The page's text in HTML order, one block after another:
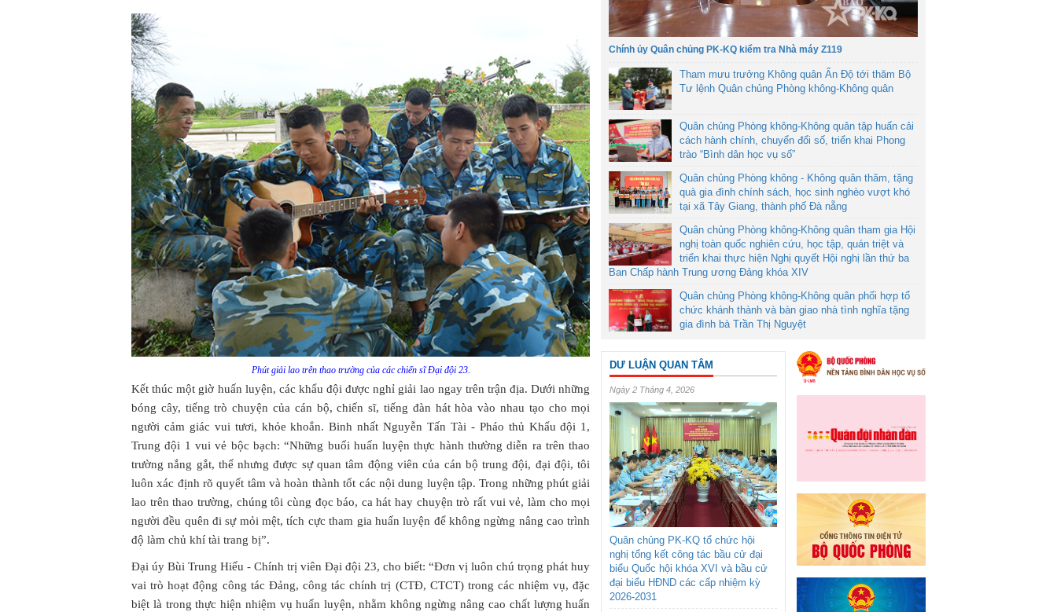
Phút giải lao trên thao trường của các chiến sĩ Đại đội 23.
Kết thúc một giờ huấn luyện, các khẩu đội được nghỉ giải lao ngay trên trận địa. Dưới những
bóng cây, tiếng trò chuyện của cán bộ, chiến sĩ, tiếng đàn hát hòa vào nhau tạo cho mọi
người cảm giác vui tươi, khỏe khoắn. Binh nhất Nguyễn Tấn Tài - Pháo thủ Khẩu đội 1,
Trung đội 1 vui vẻ bộc bạch: “Những buổi huấn luyện thực hành thường diễn ra trên thao
trường nắng gắt, thế nhưng được sự quan tâm động viên của cán bộ trung đội, đại đội, tôi
luôn xác định rõ quyết tâm và hoàn thành tốt các nội dung luyện tập. Trong những phút giải
lao trên thao trường, chúng tôi cùng đọc báo, ca hát hay chuyện trò rất vui vẻ, làm cho mọi
người đều quên đi sự mỏi mệt, tích cực tham gia huấn luyện để không ngừng nâng cao trình
độ làm chủ khí tài trang bị”.
Đại úy Bùi Trung Hiếu - Chính trị viên Đại đội 23, cho biết: “Đơn vị luôn chú trọng phát huy
vai trò hoạt động công tác Đảng, công tác chính trị (CTĐ, CTCT) trong các nhiệm vụ, đặc
biệt là trong thực hiện nhiệm vụ huấn luyện, nhằm không ngừng nâng cao chất lượng huấn
Chính ủy Quân chủng PK-KQ kiểm tra Nhà máy Z119
Tham mưu trưởng Không quân Ấn Độ tới thăm Bộ
Tư lệnh Quân chủng Phòng không-Không quân
Quân chủng Phòng không-Không quân tập huấn cải
cách hành chính, chuyển đổi số, triển khai Phong
trào “Bình dân học vụ số”
Quân chủng Phòng không - Không quân thăm, tặng
quà gia đình chính sách, học sinh nghèo vượt khó
tại xã Tây Giang, thành phố Đà nẵng
Quân chủng Phòng không-Không quân tham gia Hội
nghị toàn quốc nghiên cứu, học tập, quán triệt và
triển khai thực hiện Nghị quyết Hội nghị lần thứ ba
Ban Chấp hành Trung ương Đảng khóa XIV
Quân chủng Phòng không-Không quân phối hợp tổ
chức khánh thành và bàn giao nhà tình nghĩa tặng
gia đình bà Trần Thị Nguyệt
DƯ LUẬN QUAN TÂM
Ngày 2 Tháng 4, 2026
Quân chủng PK-KQ tổ chức hội
nghị tổng kết công tác bầu cử đại
biểu Quốc hội khóa XVI và bầu cử
đại biểu HĐND các cấp nhiệm kỳ
2026-2031